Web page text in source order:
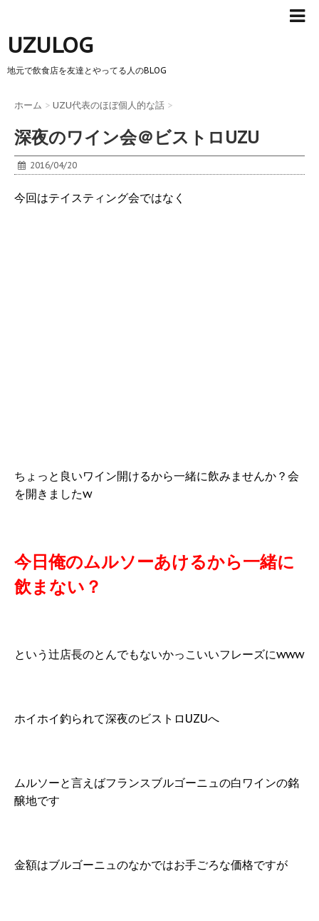
UZULOG
地元で飲食店を友達とやってる人のBLOG
ホーム > UZU代表のほぼ個人的な話 >
深夜のワイン会＠ビストロUZU
2016/04/20
今回はテイスティング会ではなく
ちょっと良いワイン開けるから一緒に飲みませんか？会
を開きましたw
今日俺のムルソーあけるから一緒に
飲まない？
という辻店長のとんでもないかっこいいフレーズにwww
ホイホイ釣られて深夜のビストロUZUへ
ムルソーと言えばフランスブルゴーニュの白ワインの銘
醸地です
金額はブルゴーニュのなかではお手ごろな価格ですが